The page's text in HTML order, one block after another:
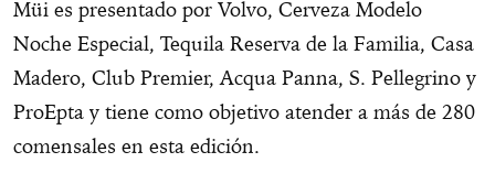
Müi es presentado por Volvo, Cerveza Modelo
Noche Especial, Tequila Reserva de la Familia, Casa
Madero, Club Premier, Acqua Panna, S. Pellegrino y
ProEpta y tiene como objetivo atender a más de 280
comensales en esta edición.